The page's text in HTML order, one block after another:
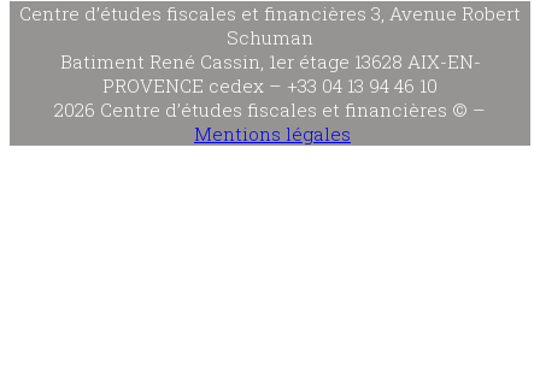
Centre d’études fiscales et financières 3, Avenue Robert
Schuman
Batiment René Cassin, 1er étage 13628 AIX-EN-
PROVENCE cedex – +33 04 13 94 46 10
2026 Centre d’études fiscales et financières © –
Mentions légales